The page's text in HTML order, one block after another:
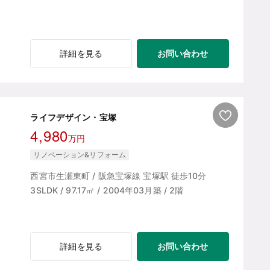
詳細を見る お問い合わせ
ライフデザイン・宝塚
4,980万円
リノベーション&リフォーム
西宮市生瀬東町 / 阪急宝塚線 宝塚駅 徒歩10分
3SLDK / 97.17㎡ / 2004年03月築 / 2階
詳細を見る お問い合わせ